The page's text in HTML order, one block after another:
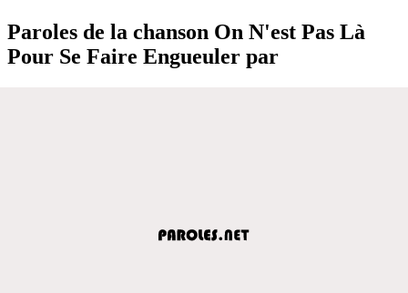
Paroles de la chanson On N'est Pas Là
Pour Se Faire Engueuler par